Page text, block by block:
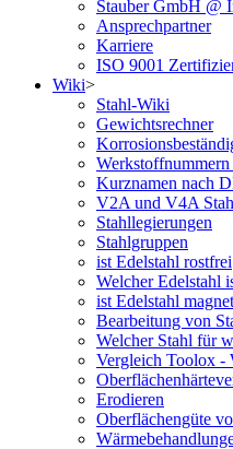
Stauber GmbH @
Ansprechpartner
Karriere
ISO 9001
Wiki>
Stahl-Wiki
Gewichtsrechner
Kurznamen nach
V2A und V4A
Stahllegierungen
Stahlgruppen
ist Edelstahl rostfrei
Welcher Edelstahl
ist Edelstahl
Bearbeitung von
Welcher Stahl für
Vergleich Toolox -
Erodieren
Oberflächengüte